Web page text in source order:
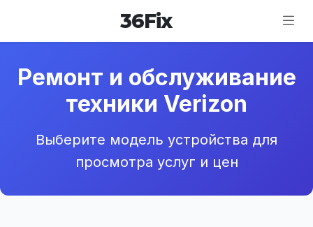
36Fix
Ремонт и обслуживание
техники Verizon
Выберите модель устройства для
просмотра услуг и цен